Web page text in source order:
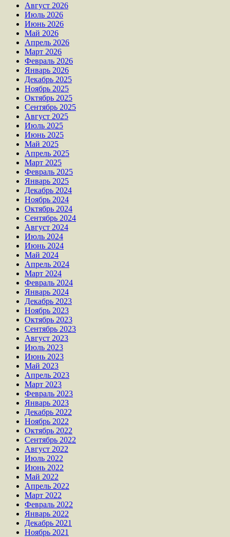
Август 2026
Июль 2026
Июнь 2026
Май 2026
Апрель 2026
Март 2026
Февраль 2026
Январь 2026
Декабрь 2025
Ноябрь 2025
Октябрь 2025
Сентябрь 2025
Август 2025
Июль 2025
Июнь 2025
Май 2025
Апрель 2025
Март 2025
Февраль 2025
Январь 2025
Декабрь 2024
Ноябрь 2024
Октябрь 2024
Сентябрь 2024
Август 2024
Июль 2024
Июнь 2024
Май 2024
Апрель 2024
Март 2024
Февраль 2024
Январь 2024
Декабрь 2023
Ноябрь 2023
Октябрь 2023
Сентябрь 2023
Август 2023
Июль 2023
Июнь 2023
Май 2023
Апрель 2023
Март 2023
Февраль 2023
Январь 2023
Декабрь 2022
Ноябрь 2022
Октябрь 2022
Сентябрь 2022
Август 2022
Июль 2022
Июнь 2022
Май 2022
Апрель 2022
Март 2022
Февраль 2022
Январь 2022
Декабрь 2021
Ноябрь 2021